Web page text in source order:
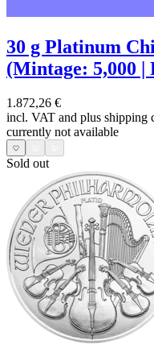
30 g Platinum
(Mintage: 5,000 |
1.872,26 €
incl. VAT and plus shipping
currently not available
Sold out